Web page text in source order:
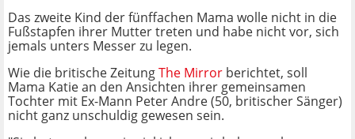
Das zweite Kind der fünffachen Mama wolle nicht in die
Fußstapfen ihrer Mutter treten und habe nicht vor, sich
jemals unters Messer zu legen.
Wie die britische ZeitungThe Mirror berichtet, soll
Mama Katie an den Ansichten ihrer gemeinsamen
Tochter mit Ex-Mann Peter Andre (50, britischer Sänger)
nicht ganz unschuldig gewesen sein.